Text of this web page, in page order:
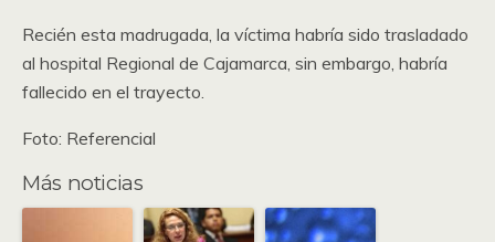
Recién esta madrugada, la víctima habría sido trasladado
al hospital Regional de Cajamarca, sin embargo, habría
fallecido en el trayecto.
Foto: Referencial
Más noticias